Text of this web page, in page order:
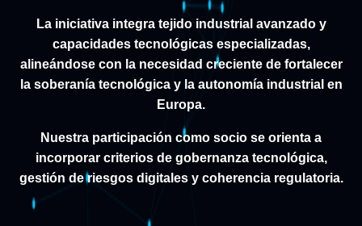
La iniciativa integra tejido industrial avanzado y
capacidades tecnológicas especializadas,
alineándose con la necesidad creciente de fortalecer
la soberanía tecnológica y la autonomía industrial en
Europa.
Nuestra participación como socio se orienta a
incorporar criterios de gobernanza tecnológica,
gestión de riesgos digitales y coherencia regulatoria.